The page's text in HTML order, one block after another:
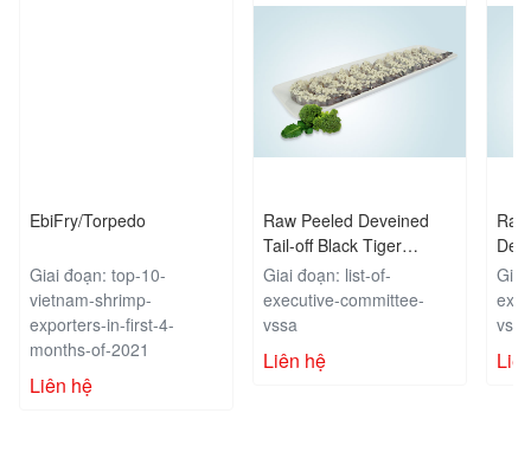
EbiFry/Torpedo
Giai đoạn: top-10-
vietnam-shrimp-
exporters-in-first-4-
months-of-2021
Liên hệ
Raw Peeled Deveined
Tail-off Black Tiger
Shrimp Marinated Garlic
Giai đoạn: list-of-
executive-committee-
vssa
Liên hệ
vssa